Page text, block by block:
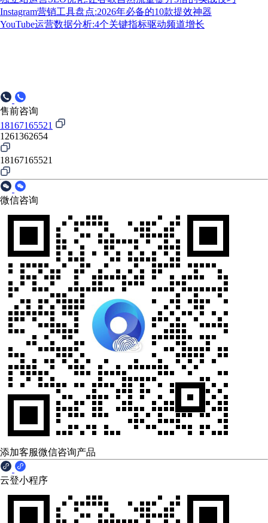
Instagram营销工具盘点:2026年必备的10款提效神器
YouTube运营数据分析:4个关键指标驱动频道增长
售前咨询
18167165521
1261362654
18167165521
微信咨询
添加客服微信咨询产品
云登小程序